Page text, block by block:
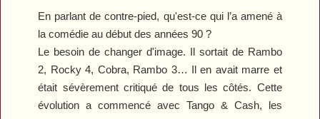
En parlant de contre-pied, qu'est-ce qui l’a amené à
la comédie au début des années 90 ?
Le besoin de changer d'image. Il sortait de Rambo
2, Rocky 4, Cobra, Rambo 3… Il en avait marre et
était sévèrement critiqué de tous les côtés. Cette
évolution a commencé avec Tango & Cash, les